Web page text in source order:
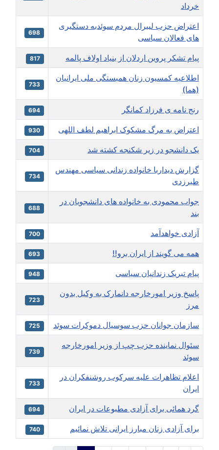
خرداد
اعتراض حزب لیبرال مردم سوئدبه دستگیری
های فعالان سیاسی
698
پیام تشکر پروین اردلان از بنیاد اولاف پالمه 817
اطلاعیه کمسیون زنان همبستگی ملی ایرانیان
(هما)
733
رنج نامه ی فرزاد کمانگر 694
اعتراض به مرگ مشکوک ابراهیم لطف اللهی 930
یک دانشجو در زیر شکنجه کشته شد 704
گزارش دیداربا خانواده زندانی سیاسی مهندس
طبرزدی
734
جواب محمودی به خانواده های دانشجویان در
بند
688
آزادی خواهدآمد 700
همه می گویند از ایران برو!! 693
پیام تبریک زندانیان سیاسی 948
پاسخ وزیر امورخارجه دانمارک به وکیل بدون
مرز
723
سازمان جوانان حزب سوسیال دموکرات سوئد 725
سئوال نماینده حزب چپ از وزیر امورخارجه
سوئد
739
اعلام تظاهرات علیه سرکوب روشنفکران در
ایران
733
گرد همائی برای آزادی مطبوعات در ایران 694
برای آزادی زنان مبارز ایرانی تلاش نمائیم 740